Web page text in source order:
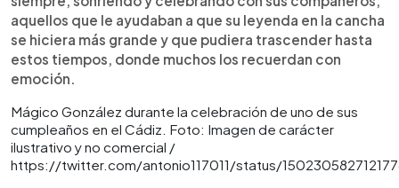
aquellos que le ayudaban a que su leyenda en la cancha
se hiciera más grande y que pudiera trascender hasta
estos tiempos, donde muchos los recuerdan con
emoción.
Mágico González durante la celebración de uno de sus
cumpleaños en el Cádiz. Foto: Imagen de carácter
ilustrativo y no comercial /
https://twitter.com/antonio117011/status/